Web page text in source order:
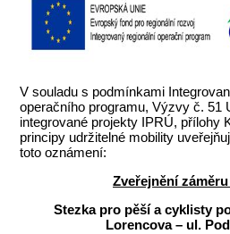
V souladu s podmínkami
operačního programu, Výzvy č. 51
integrované projekty IPRÚ, přílohy
principy udržitelné mobility
toto oznámení:
Zveřejnění
Stezka pro pěší a cyklisty
Lorencova – ul.